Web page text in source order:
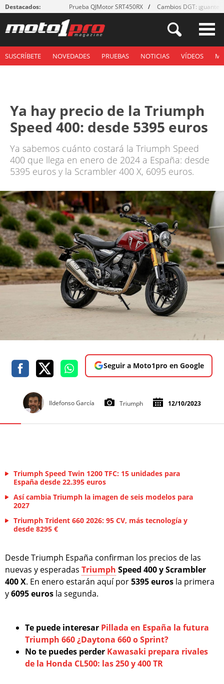
Destacados: Prueba QJMotor SRT450RX Cambios DGT: ¡guantes!
SUSCRÍBETE NOVEDADES PRUEBAS NOTICIAS VÍDEOS
Ya hay precio de la Triumph
Speed 400: desde 5395 euros
Ya sabemos cuánto costará la Triumph Speed
400 que llega en enero de 2024 a España: desde
5395 euros y la Scrambler 400 X, 6095 euros.
Seguir a Moto1pro en Google
Ildefonso García Triumph 12/10/2023
Triumph Speed Twin 1200 TFC: 15 unidades para
España desde 22.395 euros
Así cambia Triumph la imagen de seis modelos para
2027
Triumph Trident 660 2026: 95 CV, más tecnología y
desde 8295 €
Desde Triumph España confirman los precios de las
nuevas y esperadas Triumph Speed 400 y Scrambler
400 X. En enero estarán aquí por5395 euros la primera
y6095 euros la segunda.
Te puede interesar Pillada en España la futura
Triumph 660 ¿Daytona 660 o Sprint?
No te puedes perder Kawasaki prepara rivales
de la Honda CL500: las 250 y 400 TR